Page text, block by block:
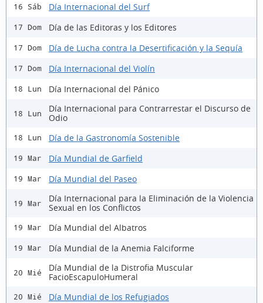
16 Sáb Día Internacional del Surf
17 Dom Día de las Editoras y los Editores
17 Dom Día de Lucha contra la Desertificación y la Sequía
17 Dom Día Internacional del Violín
18 Lun Día Internacional del Pánico
18 Lun
Día Internacional para Contrarrestar el Discurso de
Odio
18 Lun Día de la Gastronomía Sostenible
19 Mar Día Mundial de Garfield
19 Mar Día Mundial del Paseo
19 Mar
Día Internacional para la Eliminación de la Violencia
Sexual en los Conflictos
19 Mar Día Mundial del Albatros
19 Mar Día Mundial de la Anemia Falciforme
20 Mié
Día Mundial de la Distrofia Muscular
FacioEscapuloHumeral
20 Mié Día Mundial de los Refugiados